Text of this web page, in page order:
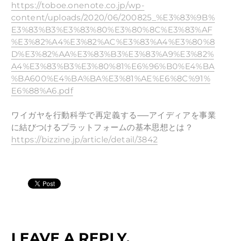
https://toboe.onenote.co.jp/wp-
content/uploads/2020/06/200825_%E3%83%9B%
E3%83%B3%E3%83%80%E3%80%8C%E3%83%AF
%E3%82%A4%E3%82%AC%E3%83%A4%E3%80%8
D%E3%82%AA%E3%83%B3%E3%83%A9%E3%82%
A4%E3%83%B3%E3%80%81%E6%96%B0%E4%BA
%BA600%E4%BA%BA%E3%81%AE%E6%8C%91%
E6%88%A6.pdf
ワイガヤを行動科学で再定義する──アイディアを事業
に結びつけるプラットフォームの基本思想とは？
https://bizzine.jp/article/detail/3842